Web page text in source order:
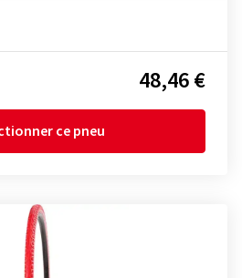
48,46 €
ce pneu